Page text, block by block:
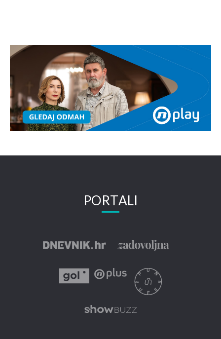
PORTALI